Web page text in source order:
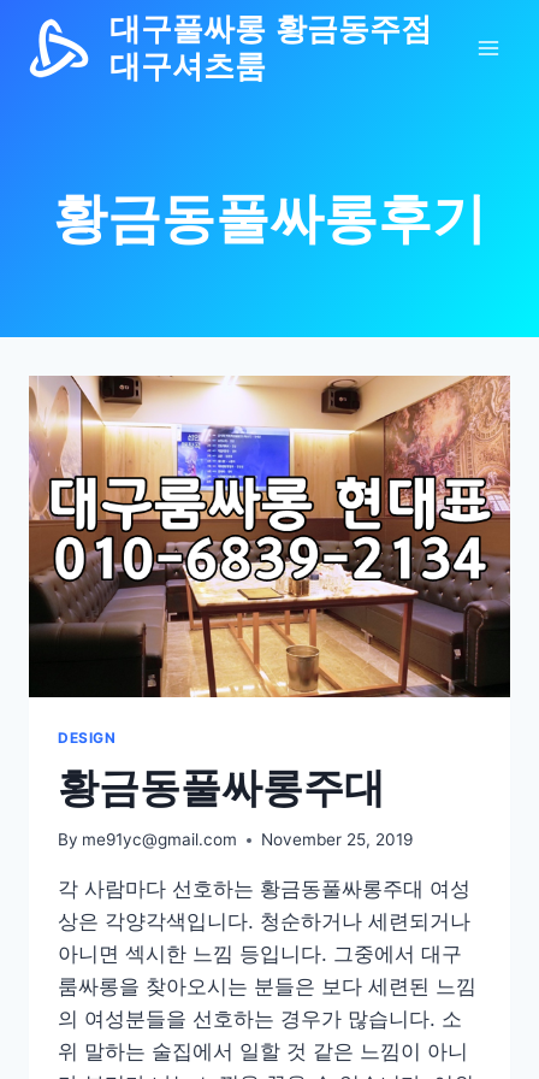
content
대구풀싸롱 황금동주점
대구셔츠룸
황금동풀싸롱후기
DESIGN
황금동풀싸롱주대
By me91yc@gmail.com November 25, 2019
각 사람마다 선호하는 황금동풀싸롱주대 여성
상은 각양각색입니다. 청순하거나 세련되거나
아니면 섹시한 느낌 등입니다. 그중에서 대구
룸싸롱을 찾아오시는 분들은 보다 세련된 느낌
의 여성분들을 선호하는 경우가 많습니다. 소
위 말하는 술집에서 일할 것 같은 느낌이 아니